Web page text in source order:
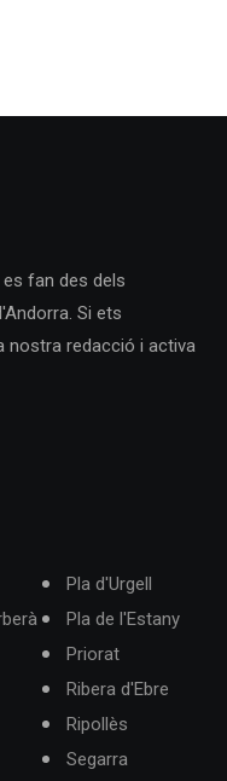
fan des dels
Si ets
nostra redacció i activa
Pla d'Urgell
Pla de l'Estany
Priorat
Ribera d'Ebre
Ripollès
Segarra